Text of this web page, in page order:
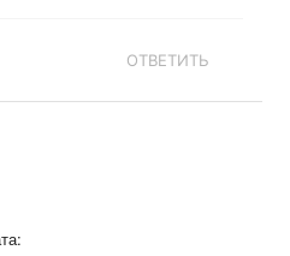
ОТВЕТИТЬ